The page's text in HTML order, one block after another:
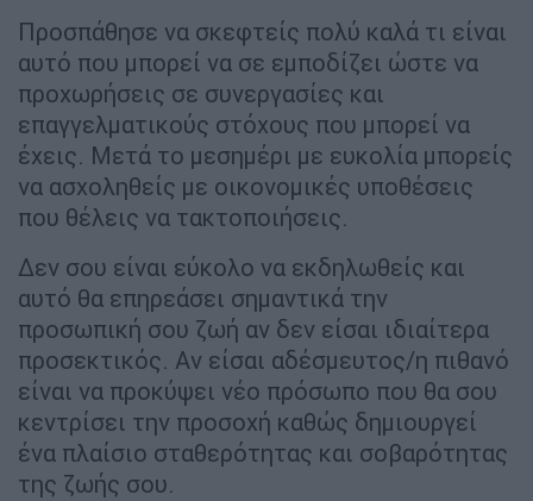
Προσπάθησε να σκεφτείς πολύ καλά τι είναι
αυτό που μπορεί να σε εμποδίζει ώστε να
προχωρήσεις σε συνεργασίες και
επαγγελματικούς στόχους που μπορεί να
έχεις. Μετά το μεσημέρι με ευκολία μπορείς
να ασχοληθείς με οικονομικές υποθέσεις
που θέλεις να τακτοποιήσεις.
Δεν σου είναι εύκολο να εκδηλωθείς και
αυτό θα επηρεάσει σημαντικά την
προσωπική σου ζωή αν δεν είσαι ιδιαίτερα
προσεκτικός. Αν είσαι αδέσμευτος/η πιθανό
είναι να προκύψει νέο πρόσωπο που θα σου
κεντρίσει την προσοχή καθώς δημιουργεί
ένα πλαίσιο σταθερότητας και σοβαρότητας
της ζωής σου.